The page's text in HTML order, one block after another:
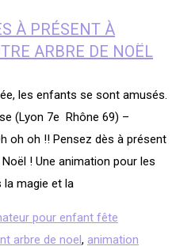
À PRÉSENT À
ARBRE DE NOËL
les enfants se sont amusés.
(Lyon 7e Rhône 69) –
oh oh !! Pensez dès à présent
! Une animation pour les
magie et la
pour enfant fête
arbre de noel, animation